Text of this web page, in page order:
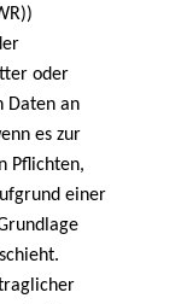
oder
Daten an
es zur
Pflichten,
einer